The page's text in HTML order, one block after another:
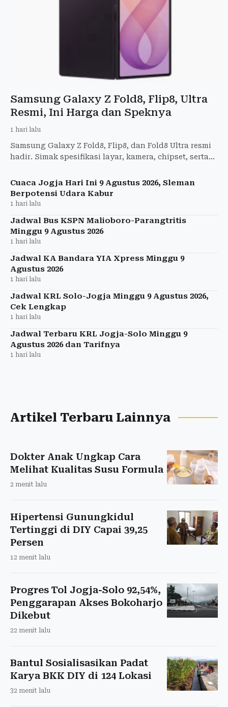
Samsung Galaxy Z Fold8, Flip8, Ultra
Resmi, Ini Harga dan Speknya
1 hari lalu
Samsung Galaxy Z Fold8, Flip8, dan Fold8 Ultra resmi
hadir. Simak spesifikasi layar, kamera, chipset, serta
Cuaca Jogja Hari Ini 9 Agustus 2026, Sleman
Berpotensi Udara Kabur
1 hari lalu
Jadwal Bus KSPN Malioboro-Parangtritis
Minggu 9 Agustus 2026
1 hari lalu
Jadwal KA Bandara YIA Xpress Minggu 9
Agustus 2026
1 hari lalu
Jadwal KRL Solo-Jogja Minggu 9 Agustus 2026,
Cek Lengkap
1 hari lalu
Jadwal Terbaru KRL Jogja-Solo Minggu 9
Agustus 2026 dan Tarifnya
1 hari lalu
Artikel Terbaru Lainnya
Dokter Anak Ungkap Cara
Melihat Kualitas Susu Formula
2 menit lalu
Hipertensi Gunungkidul
Tertinggi di DIY Capai 39,25
Persen
12 menit lalu
Progres Tol Jogja-Solo 92,54%,
Penggarapan Akses Bokoharjo
Dikebut
22 menit lalu
Bantul Sosialisasikan Padat
Karya BKK DIY di 124 Lokasi
32 menit lalu